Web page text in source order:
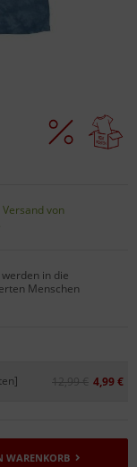
von
in die
Menschen
12,99 € 4,99 €
WARENKORB